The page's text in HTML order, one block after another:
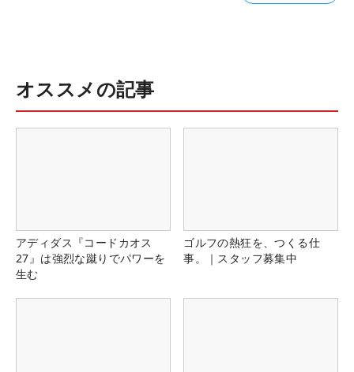
オススメの記事
アディダス『コードカオス
27』は強烈な蹴りでパワーを
生む
ゴルフの熱狂を、つくる仕
事。｜スタッフ募集中